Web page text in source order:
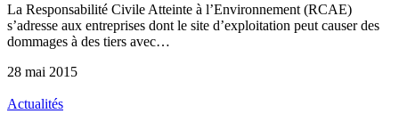
La Responsabilité Civile Atteinte à l’Environnement (RCAE)
s’adresse aux entreprises dont le site d’exploitation peut causer des
dommages à des tiers avec…
28 mai 2015
Actualités